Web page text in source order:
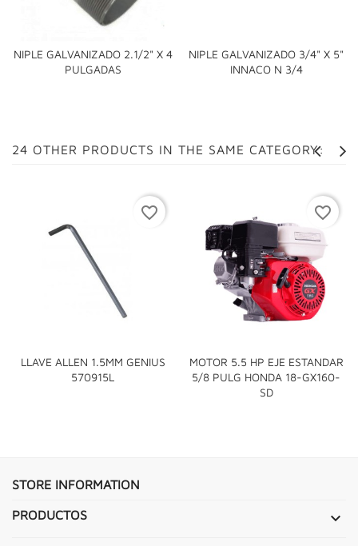
NIPLE GALVANIZADO 2.1/2" X 4
PULGADAS
NIPLE GALVANIZADO 3/4" X 5"
INNACO N 3/4
24 OTHER PRODUCTS IN THE SAME CATEGORY:
LLAVE ALLEN 1.5MM GENIUS
570915L
favorite_border
MOTOR 5.5 HP EJE ESTANDAR
5/8 PULG HONDA 18-GX160-
SD
favorite_border
STORE INFORMATION
PRODUCTOS 